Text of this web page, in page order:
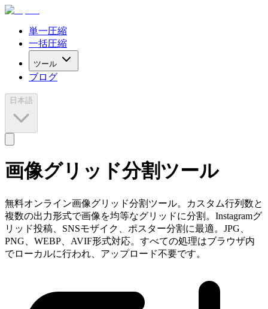
単一圧縮
一括圧縮
ツール
ブログ
日本語
画像グリッド分割ツール
無料オンライン画像グリッド分割ツール。カスタム行列数と
複数の出力形式で画像を均等なグリッドに分割。Instagramグ
リッド投稿、SNSモザイク、ポスター分割に最適。JPG、
PNG、WEBP、AVIF形式対応。すべての処理はブラウザ内
でローカルに行われ、アップロード不要です。